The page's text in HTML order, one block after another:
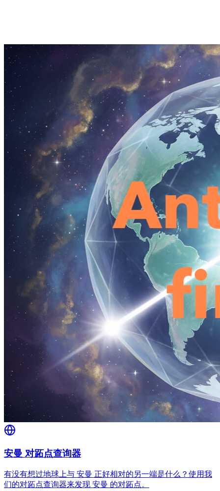
安曼 对跖点查询器
有没有想过地球上与 安曼 正好相对的另一端是什么？使用我
们的对跖点查询器来发现 安曼 的对跖点。